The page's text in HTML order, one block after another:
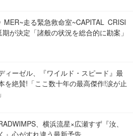
MER~走る緊急救命室~CAPITAL CRISI
期が決定「諸般の状況を総合的に勘案」
ィーゼル、『ワイルド・スピード』最
を絶賛!「ここ数十年の最高傑作!涙が止
、横浜流星×広瀬すず『汝、
』心がすれ違う最新予告